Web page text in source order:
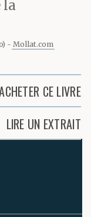
la
Mollat.com
CE LIVRE
LIRE UN EXTRAIT